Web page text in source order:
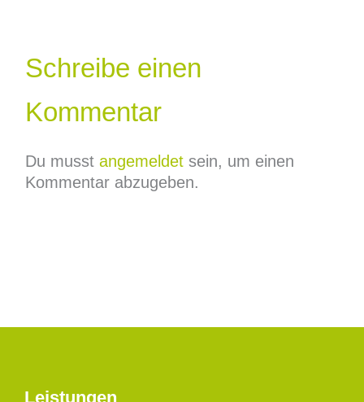
Schreibe einen
Kommentar
Du musst angemeldetsein, um einen
Kommentar abzugeben.
Leistungen